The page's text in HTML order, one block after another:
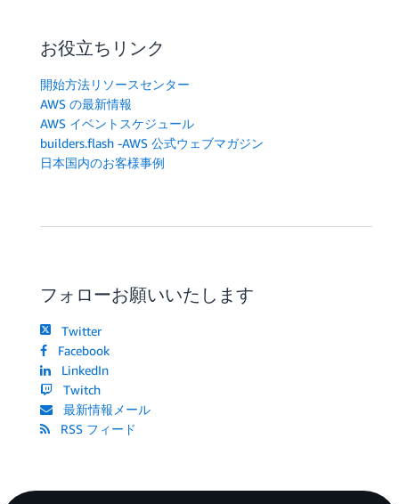
お役立ちリンク
開始方法リソースセンター
AWS の最新情報
AWS イベントスケジュール
builders.flash -AWS 公式ウェブマガジン
日本国内のお客様事例
フォローお願いいたします
Twitter
Facebook
LinkedIn
Twitch
最新情報メール
RSS フィード